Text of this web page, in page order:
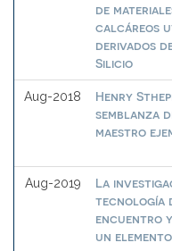
de
calcáreos
derivados
Silicio
Aug-2018
Henry
semblanza
maestro
Aug-2019
La
tecnología
encuentro
un